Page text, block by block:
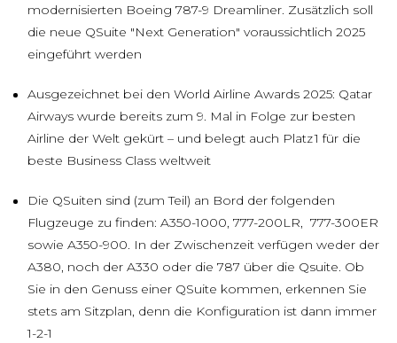
modernisierten Boeing 787-9 Dreamliner. Zusätzlich soll
die neue QSuite "Next Generation" voraussichtlich 2025
eingeführt werden
Ausgezeichnet bei den World Airline Awards 2025: Qatar
Airways wurde bereits zum 9. Mal in Folge zur besten
Airline der Welt gekürt – und belegt auch Platz 1 für die
beste Business Class weltweit
Die QSuiten sind (zum Teil) an Bord der folgenden
Flugzeuge zu finden: A350-1000, 777-200LR, 777-300ER
sowie A350-900. In der Zwischenzeit verfügen weder der
A380, noch der A330 oder die 787 über die Qsuite. Ob
Sie in den Genuss einer QSuite kommen, erkennen Sie
stets am Sitzplan, denn die Konfiguration ist dann immer
1-2-1